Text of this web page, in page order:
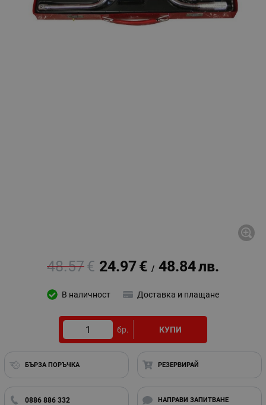
48.57€ 24.97€ / 48.84лв.
В наличност Доставка и плащане
бр. КУПИ
БЪРЗА ПОРЪЧКА РЕЗЕРВИРАЙ
0886 886 332 НАПРАВИ ЗАПИТВАНЕ